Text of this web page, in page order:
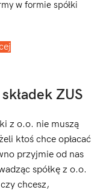
w formie spółki
ZUS
z o.o. nie muszą
ktoś chce opłacać
przyjmie od nas
spółkę z o.o.
chcesz,